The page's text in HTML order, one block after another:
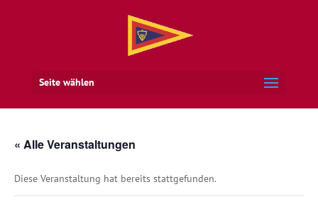
Seite wählen
« Alle Veranstaltungen
Diese Veranstaltung hat bereits stattgefunden.